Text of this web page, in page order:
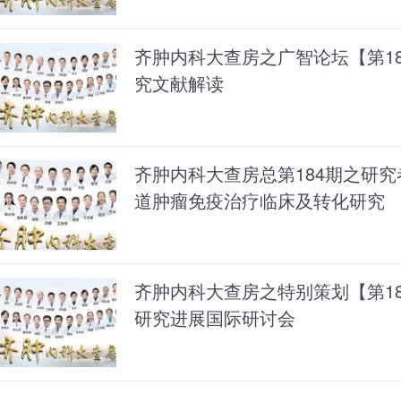
齐肿内科大查房之广智论坛【第
究文献解读
齐肿内科大查房总第184期之研
道肿瘤免疫治疗临床及转化研究
齐肿内科大查房之特别策划【第
研究进展国际研讨会